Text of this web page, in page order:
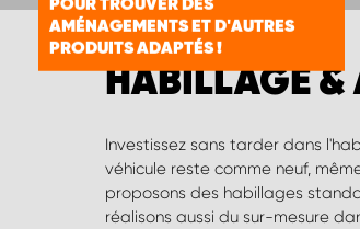
POUR TROUVER DES
AMÉNAGEMENTS ET D'AUTRES
PRODUITS ADAPTÉS !
HABILLAGE &
Investissez sans tarder dans
véhicule reste comme neuf,
proposons des habillages
réalisons aussi du sur-mesure
polypropylène sandwich est
avantages : bien moins lourd, le
travaillant pas sous l'effet